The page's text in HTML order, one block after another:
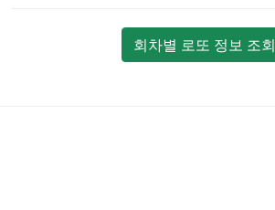
회차별 로또 정보 조회